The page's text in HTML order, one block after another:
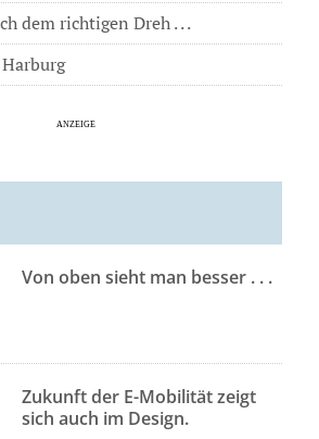
dem richtigen Dreh . . .
Von oben sieht man besser . . .
Zukunft der E-Mobilität zeigt
sich auch im Design.